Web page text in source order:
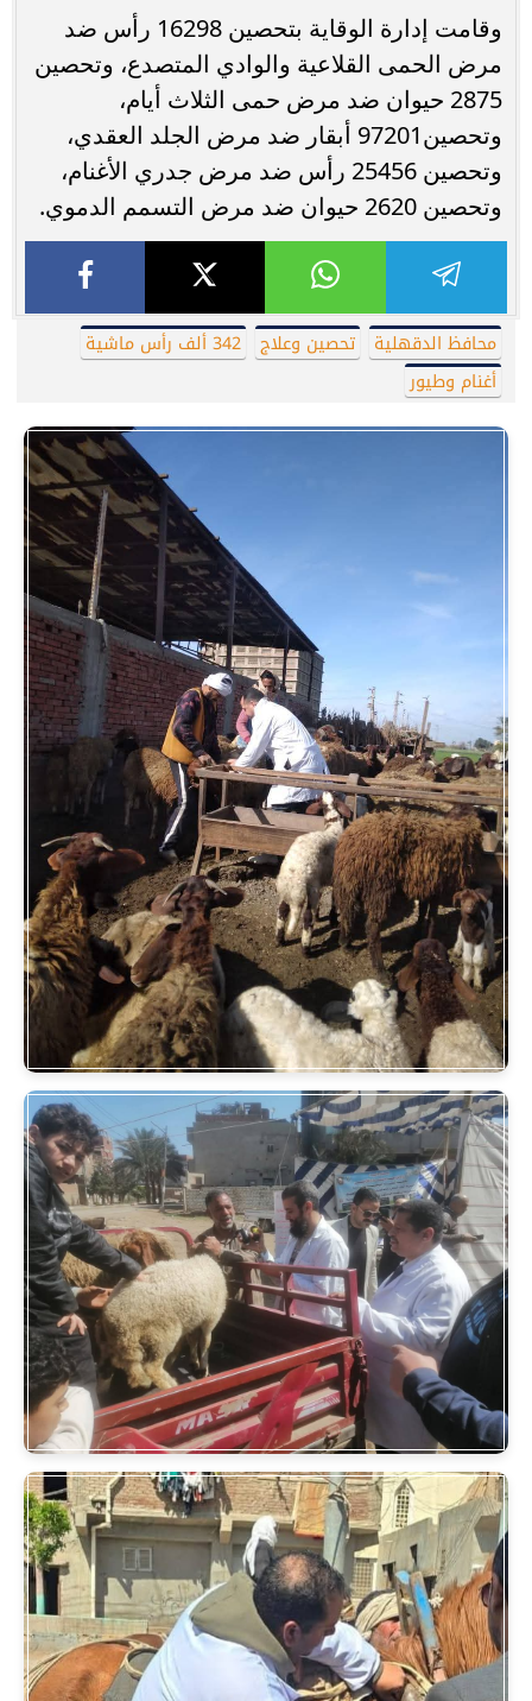
وقامت إدارة الوقاية بتحصين 16298 رأس ضد
مرض الحمى القلاعية والوادي المتصدع، وتحصين
2875 حيوان ضد مرض حمى الثلاث أيام،
وتحصين97201 أبقار ضد مرض الجلد العقدي،
وتحصين 25456 رأس ضد مرض جدري الأغنام،
وتحصين 2620 حيوان ضد مرض التسمم الدموي.
محافظ الدقهلية تحصين وعلاج
342 ألف رأس ماشية
أغنام وطيور